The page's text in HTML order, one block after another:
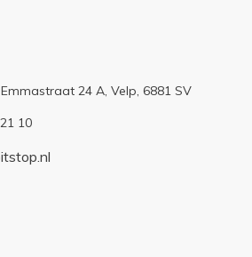
24 A, Velp, 6881 SV
10